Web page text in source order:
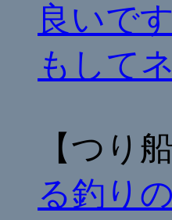
良いで
もして
【つり
る釣り